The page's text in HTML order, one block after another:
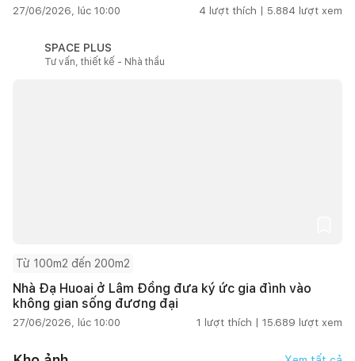
27/06/2026, lúc 10:00 4 lượt thích | 5.884 lượt xem
SPACE PLUS
Tư vấn, thiết kế - Nhà thầu
Từ 100m2 đến 200m2
Nhà Đạ Huoai ở Lâm Đồng đưa ký ức gia đình vào
không gian sống đương đại
27/06/2026, lúc 10:00 1 lượt thích | 15.689 lượt xem